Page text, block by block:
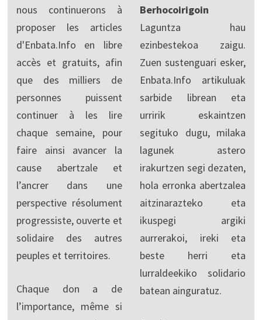
nous continuerons à
proposer les articles
d'Enbata.Info en libre
accès et gratuits, afin
que des milliers de
personnes puissent
continuer à les lire
chaque semaine, pour
faire ainsi avancer la
cause abertzale et
l’ancrer dans une
perspective résolument
progressiste, ouverte et
solidaire des autres
peuples et territoires.
Chaque don a de
l’importance, même si
Berhocoirigoin
Laguntza hau
ezinbestekoa zaigu.
Zuen sustenguari esker,
Enbata.Info artikuluak
sarbide librean eta
urririk eskaintzen
segituko dugu, milaka
lagunek astero
irakurtzen segi dezaten,
hola erronka abertzalea
aitzinarazteko eta
ikuspegi argiki
aurrerakoi, ireki eta
beste herri eta
lurraldeekiko solidario
batean ainguratuz.